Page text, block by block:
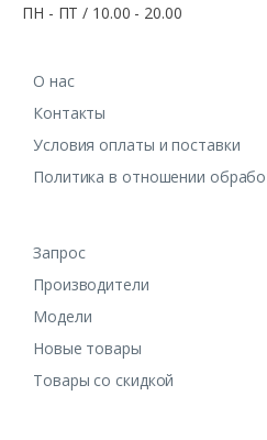
ПН - ПТ / 10.00 - 20.00
О нас
Контакты
Условия оплаты и поставки
Политика в отношении
Запрос
Производители
Модели
Новые товары
Товары со скидкой